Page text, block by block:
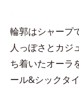
輪郭はシャープ
人っぽさとカジ
ち着いたオーラ
ール&シックタ